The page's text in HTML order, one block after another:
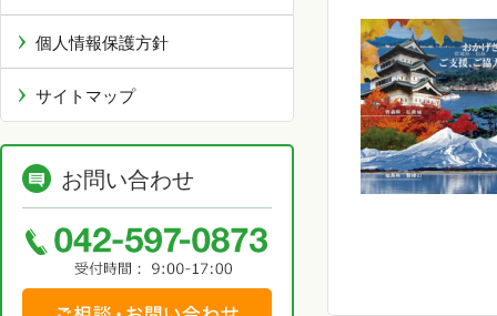
個人情報保護方針
サイトマップ
お問い合わせ